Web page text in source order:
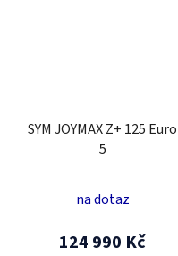
SYM JOYMAX Z+ 125 Euro
5
na dotaz
124 990 Kč